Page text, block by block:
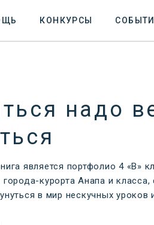
КОНКУРСЫ
надо
является портфолио 4 «В»
города-курорта Анапа и
в мир нескучных уроков